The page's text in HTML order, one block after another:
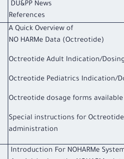
DU&PP News
References
A Quick Overview of
NO HARMe Data (Octreotide)
Octreotide Adult Indication/
Octreotide Pediatrics Indication/
Octreotide dosage forms
Special instructions for Octreotide
administration
Introduction For NOHARMe